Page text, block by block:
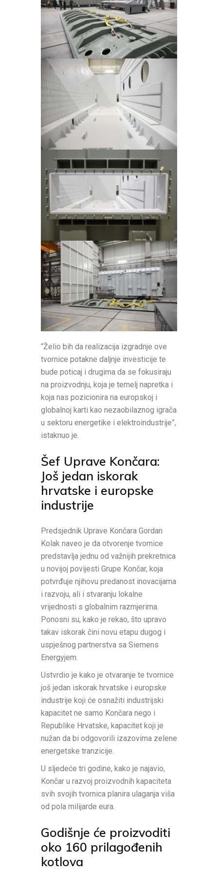
“Želio bih da realizacija izgradnje ove
tvornice potakne daljnje investicije te
bude poticaj i drugima da se fokusiraju
na proizvodnju, koja je temelj napretka i
koja nas pozicionira na europskoj i
globalnoj karti kao nezaobilaznog igrača
u sektoru energetike i elektroindustrije”,
istaknuo je.
Šef Uprave Končara:
Još jedan iskorak
hrvatske i europske
industrije
Predsjednik Uprave Končara Gordan
Kolak naveo je da otvorenje tvornice
predstavlja jednu od važnijih prekretnica
u novijoj povijesti Grupe Končar, koja
potvrđuje njihovu predanost inovacijama
i razvoju, ali i stvaranju lokalne
vrijednosti s globalnim razmjerima.
Ponosni su, kako je rekao, što upravo
takav iskorak čini novu etapu dugog i
uspješnog partnerstva sa Siemens
Energyjem.
Ustvrdio je kako je otvaranje te tvornice
još jedan iskorak hrvatske i europske
industrije koji će osnažiti industrijski
kapacitet ne samo Končara nego i
Republike Hrvatske, kapacitet koji je
nužan da bi odgovorili izazovima zelene
energetske tranzicije.
U sljedeće tri godine, kako je najavio,
Končar u razvoj proizvodnih kapaciteta
svih svojih tvornica planira ulaganja viša
od pola milijarde eura.
Godišnje će proizvoditi
oko 160 prilagođenih
kotlova